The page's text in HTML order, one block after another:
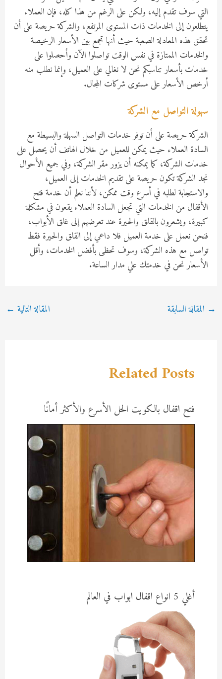
التي سوف تقدم إليه، ولكن على الرغم من هذا كله، فإن العملاء
يتطلعون إلى الخدمات ذات المستوى المرتفع، والشركة حريصة على أن
تحقق هذه المعادلة الصعبة حيث أنها تجمع بين الأسعار الرخيصة
والخدمات الممتازة في نفس الوقت تواصلوا الآن وأحصلوا على
خدمات بأسعار تناسبكم نحن لا نغالي على العميل، وإنما نطلب منه
أرخص الأسعار على مستوى شركات المجال.
سهولة التواصل مع الشركة
الشركة حريصة على أن توفر خدمات التواصل السهلة والبسيطة مع
السادة العملاء حيث يمكن للعميل من خلال الهاتف أن يحصل على
خدمات الشركة، كما يمكنه أن يزور مقر الشركة، وفي جميع الأحوال
نجد الشركة تكون حريصة على تقديم الخدمات إلى العميل،
والاستجابة لطلبه في أسرع وقت ممكن، لأننا نعلم أن خدمة فتح
الأقفال من الخدمات التي تجعل السادة العملاء يقعون في مشكلة
كبيرة، ويشعرون بالقلق والحيرة عند تعرضهم إلى غلق الأبواب،
فنحن نعمل على خدمة العميل فلا داعي إلى القلق والحيرة فقط
تواصل مع هذه الشركة، وسوف تحظى بأفضل الخدمات، وأقل
الأسعار نحن في خدمتك علي مدار الساعة.
Post
→ المقالة السابقة المقالة التالية ←
Related Posts
فتح اقفال بالكويت الحل الأسرع والأكثر أمانًا
أغلي 5 انواع اقفال ابواب في العالم